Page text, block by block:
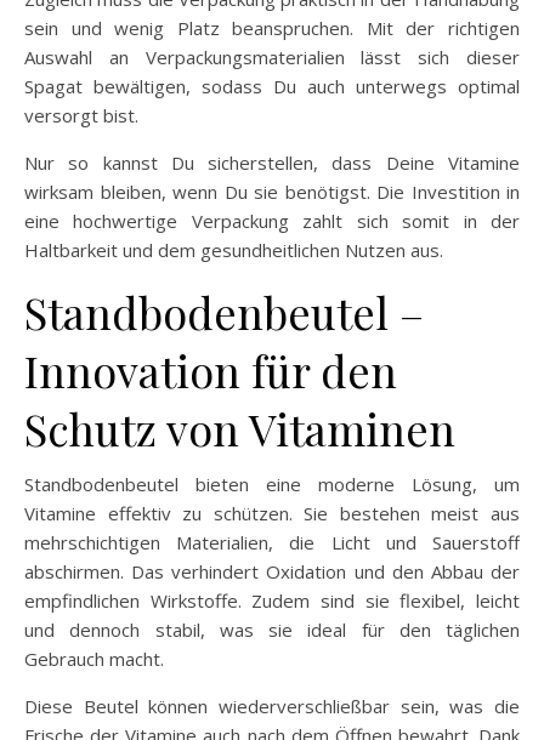
sein und wenig Platz beanspruchen. Mit der richtigen
Auswahl an Verpackungsmaterialien lässt sich dieser
Spagat bewältigen, sodass Du auch unterwegs optimal
versorgt bist.
Nur so kannst Du sicherstellen, dass Deine Vitamine
wirksam bleiben, wenn Du sie benötigst. Die Investition in
eine hochwertige Verpackung zahlt sich somit in der
Haltbarkeit und dem gesundheitlichen Nutzen aus.
Standbodenbeutel –
Innovation für den
Schutz von Vitaminen
Standbodenbeutel bieten eine moderne Lösung, um
Vitamine effektiv zu schützen. Sie bestehen meist aus
mehrschichtigen Materialien, die Licht und Sauerstoff
abschirmen. Das verhindert Oxidation und den Abbau der
empfindlichen Wirkstoffe. Zudem sind sie flexibel, leicht
und dennoch stabil, was sie ideal für den täglichen
Gebrauch macht.
Diese Beutel können wiederverschließbar sein, was die
Frische der Vitamine auch nach dem Öffnen bewahrt. Dank